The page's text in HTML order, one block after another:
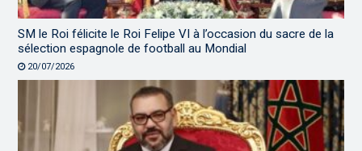
SM le Roi félicite le Roi Felipe VI à l’occasion du sacre de la
sélection espagnole de football au Mondial
20/07/2026